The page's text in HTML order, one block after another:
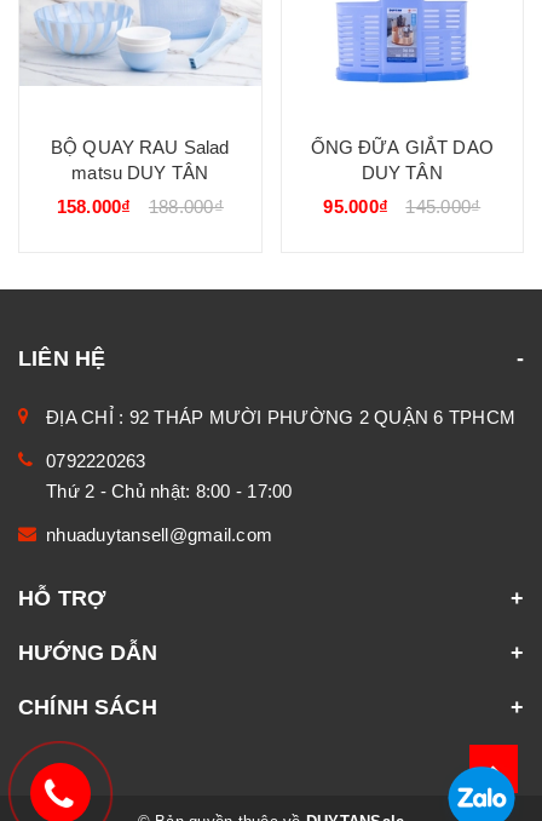
BỘ QUAY RAU Salad
matsu DUY TÂN
158.000₫
188.000₫
ỐNG ĐỮA GIẮT DAO
DUY TÂN
95.000₫
145.000₫
LIÊN HỆ
ĐỊA CHỈ : 92 THÁP MƯỜI PHƯỜNG 2 QUẬN 6 TPHCM
0792220263
Thứ 2 - Chủ nhật: 8:00 - 17:00
nhuaduytansell@gmail.com
HỖ TRỢ
HƯỚNG DẪN
CHÍNH SÁCH